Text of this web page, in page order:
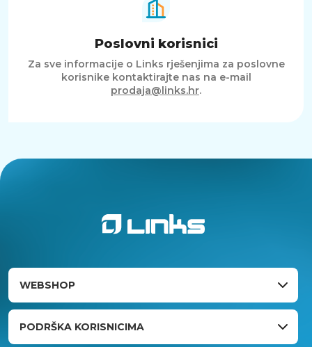
Poslovni korisnici
Za sve informacije o Links rješenjima za poslovne
korisnike kontaktirajte nas na e-mail
prodaja@links.hr.
WEBSHOP
PODRŠKA KORISNICIMA